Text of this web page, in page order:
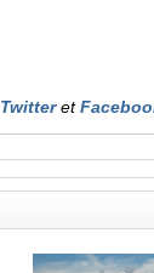
Twitteret